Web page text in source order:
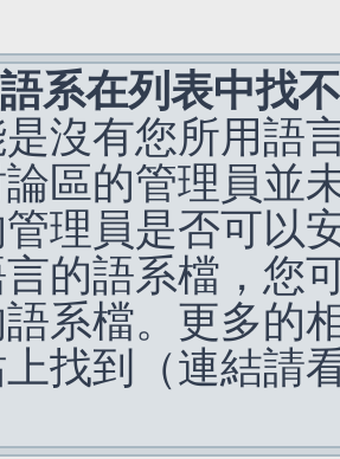
系在列表中找
沒有您所用語
區的管理員並
理員是否可以
的語系檔，您
系檔。更多的
上找到（連結請